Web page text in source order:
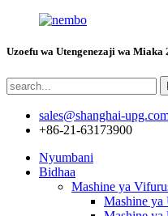
Uzoefu wa Utengenezaji wa Miaka
sales@shanghai-
+86-21-63173900
Nyumbani
Bidhaa
Mashine ya
Mashine ya